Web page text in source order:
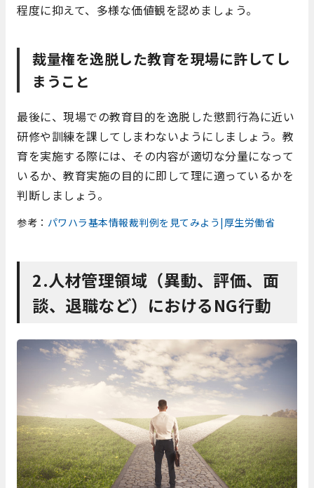
程度に抑えて、多様な価値観を認めましょう。
裁量権を逸脱した教育を現場に許してし
まうこと
最後に、現場での教育目的を逸脱した懲罰行為に近い
研修や訓練を課してしまわないようにしましょう。教
育を実施する際には、その内容が適切な分量になって
いるか、教育実施の目的に即して理に適っているかを
判断しましょう。
参考： パワハラ基本情報裁判例を見てみよう|厚生労働省
2.人材管理領域（異動、評価、面
談、退職など）におけるNG行動